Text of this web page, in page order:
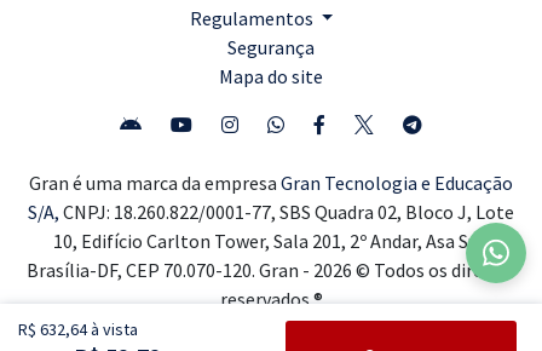
R$ 632,64 à vista
Regulamentos
Segurança
Mapa do site
Gran é uma marca da empresa Gran Tecnologia e Educação
S/A, CNPJ: 18.260.822/0001-77, SBS Quadra 02, Bloco J, Lote
10, Edifício Carlton Tower, Sala 201, 2º Andar, Asa Sul,
Brasília-DF, CEP 70.070-120. Gran - 2026 © Todos os direitos
reservados ®